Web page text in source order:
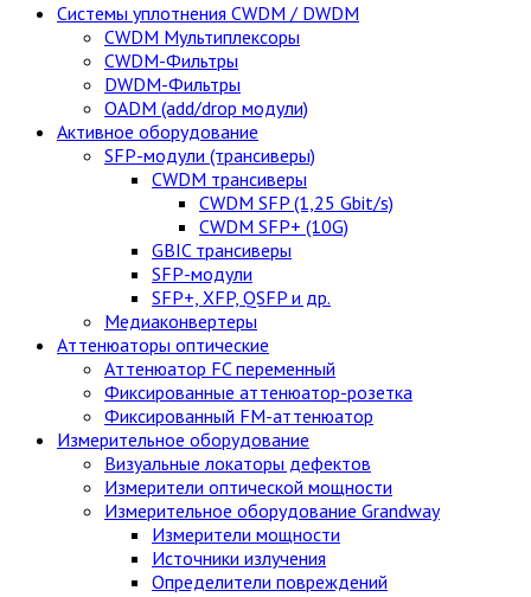
Cистемы уплотнения CWDM / DWDM
CWDM Мультиплексоры
CWDM-Фильтры
DWDM-Фильтры
OADM (add/drop модули)
Активное оборудование
SFP-модули (трансиверы)
CWDM трансиверы
CWDM SFP (1,25 Gbit/s)
CWDM SFP+ (10G)
GBIC трансиверы
SFP-модули
SFP+, XFP, QSFP и др.
Медиаконвертеры
Аттенюаторы оптические
Аттенюатор FC переменный
Фиксированные аттенюатор-розетка
Фиксированный FM-аттенюатор
Измерительное оборудование
Визуальные локаторы дефектов
Измерители оптической мощности
Измерительное оборудование Grandway
Измерители мощности
Источники излучения
Определители повреждений